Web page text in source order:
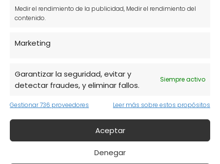
Medir el rendimiento de la publicidad, Medir el rendimiento del
contenido.
Marketing
Garantizar la seguridad, evitar y
detectar fraudes, y eliminar fallos.
Siempre activo
Gestionar 736 proveedores Leer más sobre estos propósitos
Aceptar
Denegar
leche o yogur.
opción versátil que puede disfrutarse en
Además, Mercadona también ofrece
productos sin azúcar añadido, lo que es una
gran ventaja para quienes buscan opciones
más saludables. Es importante leer las
etiquetas y asegurarse de que los productos